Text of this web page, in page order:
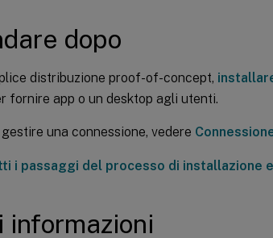
dopo
distribuzione proof-of-concept,
fornire app o un desktop agli utenti.
una connessione, vedere
i passaggi del processo di installazione
informazioni